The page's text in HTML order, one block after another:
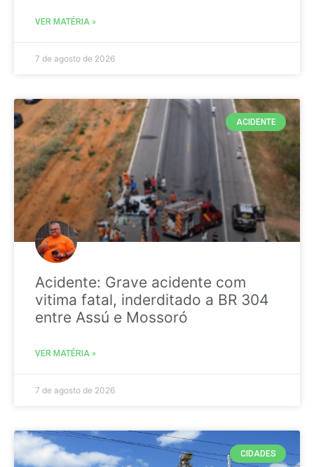
VER MATÉRIA »
7 de agosto de 2026
ACIDENTE
Acidente: Grave acidente com
vitima fatal, inderditado a BR 304
entre Assú e Mossoró
VER MATÉRIA »
7 de agosto de 2026
CIDADES